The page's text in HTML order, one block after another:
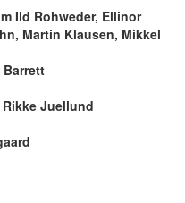
Ild Rohweder, Ellinor
Martin Klausen, Mikkel
Juellund